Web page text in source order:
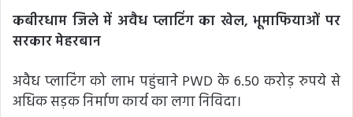
कबीरधाम जिले में अवैध प्लाटिंग का खेल, भूमाफियाओं पर
सरकार मेहरबान
अवैध प्लाटिंग को लाभ पहुंचाने PWD के 6.50 करोड़ रुपये से
अधिक सड़क निर्माण कार्य का लगा निविदा।